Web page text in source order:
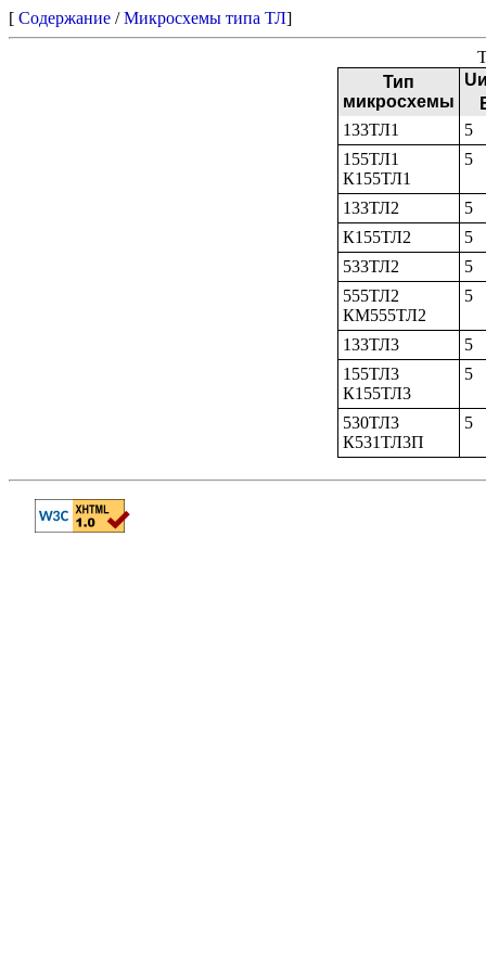
[ Содержание /Микросхемы типа ТЛ]
Тип
микросхемы
133ТЛ1
5
155ТЛ1
К155ТЛ1
5
133ТЛ2
5
К155ТЛ2
5
533ТЛ2
5
555ТЛ2
КМ555ТЛ2
5
133ТЛ3
5
155ТЛ3
К155ТЛ3
5
530ТЛ3
К531ТЛ3П
5